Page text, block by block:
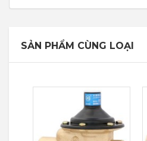
SẢN PHẨM CÙNG LOẠI